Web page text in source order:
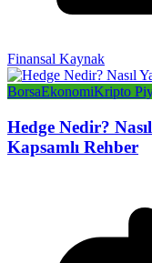
Finansal Kaynak
BorsaEkonomiKripto
Hedge Nedir?
Kapsamlı Rehber